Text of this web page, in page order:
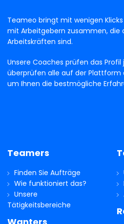
Teameo bringt mit wenigen
mit Arbeitgebern zusammen, die
Arbeitskräften sind.
Unsere Coaches prüfen das
überprüfen alle auf der
um Ihnen die bestmögliche
Teamers
Finden Sie Aufträge
Wie funktioniert das?
Unsere
Tätigkeitsbereiche